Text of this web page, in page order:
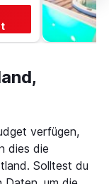
verfügen,
dies die
Solltest du